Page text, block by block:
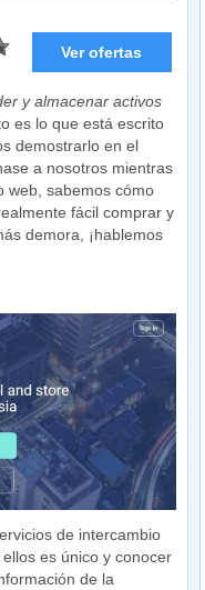
Ver ofertas
y almacenar activos
es lo que está escrito
demostrarlo en el
a nosotros mientras
web, sabemos cómo
fácil comprar y
demora, ¡hablemos
de intercambio
es único y conocer
de la